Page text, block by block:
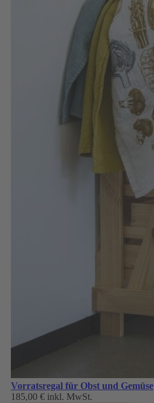
Vorratsregal für Obst und Gemüse
185,00 € inkl. MwSt.